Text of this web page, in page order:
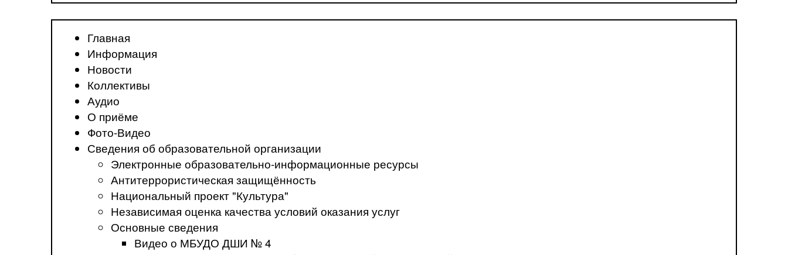
Главная
Информация
Новости
Коллективы
Аудио
О приёме
Фото-Видео
Сведения об образовательной организации
Электронные образовательно-информационные ресурсы
Антитеррористическая защищённость
Национальный проект "Культура"
Независимая оценка качества условий оказания услуг
Основные сведения
Видео о МБУДО ДШИ № 4